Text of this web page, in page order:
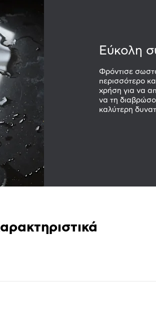
Εύκολη
Φρόντισε
περισσότερο
χρήση για να
να τη
καλύτερη